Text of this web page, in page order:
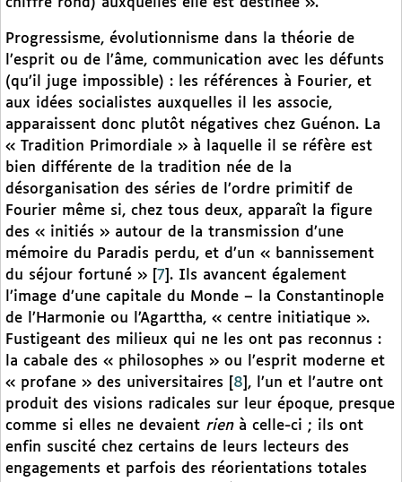
chiffre rond) auxquelles elle est destinée ».
Progressisme, évolutionnisme dans la théorie de
l’esprit ou de l’âme, communication avec les défunts
(qu’il juge impossible) : les références à Fourier, et
aux idées socialistes auxquelles il les associe,
apparaissent donc plutôt négatives chez Guénon. La
« Tradition Primordiale » à laquelle il se réfère est
bien différente de la tradition née de la
désorganisation des séries de l’ordre primitif de
Fourier même si, chez tous deux, apparaît la figure
des « initiés » autour de la transmission d’une
mémoire du Paradis perdu, et d’un « bannissement
du séjour fortuné »
7 . Ils avancent également
l’image d’une capitale du Monde – la Constantinople
de l’Harmonie ou l’Agarttha, « centre initiatique ».
Fustigeant des milieux qui ne les ont pas reconnus :
la cabale des « philosophes » ou l’esprit moderne et
« profane » des universitaires
8 , l’un et l’autre ont
produit des visions radicales sur leur époque, presque
comme si elles ne devaient rienà celle-ci ; ils ont
enfin suscité chez certains de leurs lecteurs des
engagements et parfois des réorientations totales